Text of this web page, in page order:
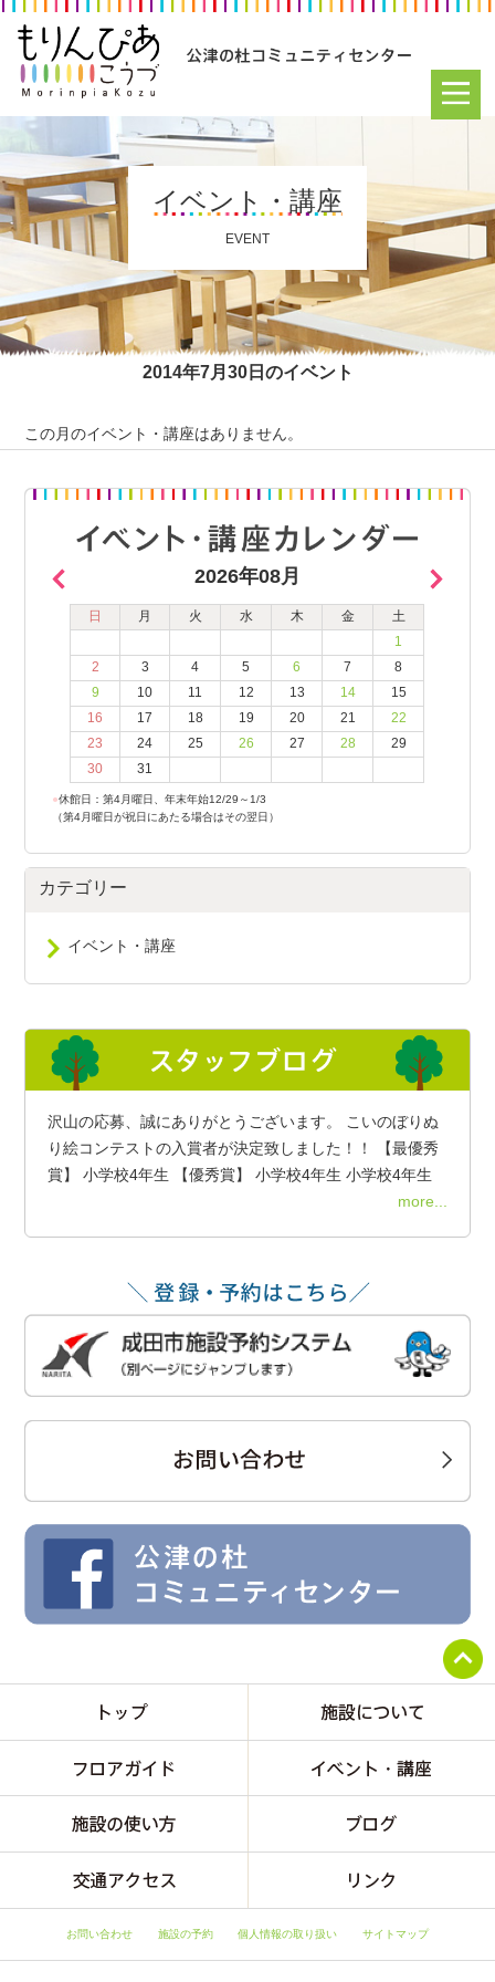
イベント・講座
EVENT
2014年7月30日のイベント
この月のイベント・講座はありません。
2026年08月
日 月 火 水 木 金
土
1
2
3 4 5 6 7
8
9
10 11 12 13 14
15
16
17 18 19 20 21
22
23
24 25 26 27 28
29
30
31
●休館日：第4月曜日、年末年始12/29～1/3
（第4月曜日が祝日にあたる場合はその翌日）
カテゴリー
イベント・講座
沢山の応募、誠にありがとうございます。 こいのぼりぬ
り絵コンテストの入賞者が決定致しました！！ 【最優秀
賞】 小学校4年生 【優秀賞】 小学校4年生 小学校4年生
more...
お問い合わせ 施設の予約 個人情報の取り扱い サイトマップ